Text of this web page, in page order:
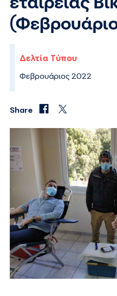
Δελτία Τύπου
Φεβρουάριος 2022
Share